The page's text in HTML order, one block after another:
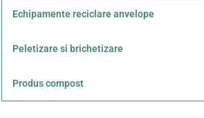
Echipamente reciclare anvelope
Peletizare si brichetizare
Produs compost